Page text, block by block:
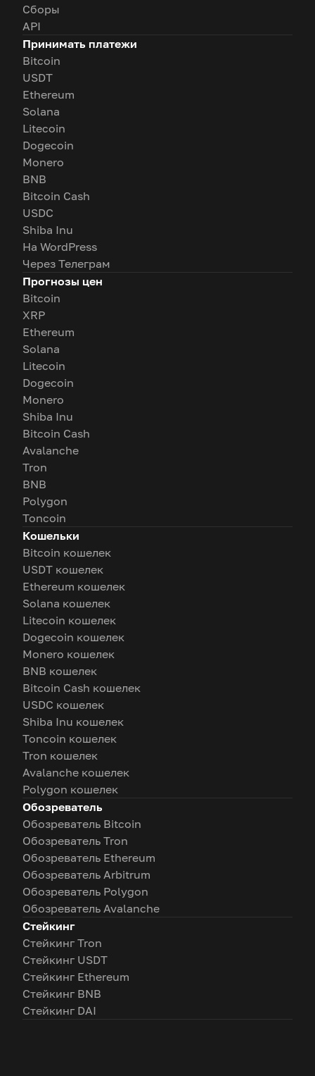
Сборы
API
Принимать платежи
Bitcoin
USDT
Ethereum
Solana
Litecoin
Dogecoin
Monero
BNB
Bitcoin Cash
USDC
Shiba Inu
На WordPress
Через Телеграм
Прогнозы цен
Bitcoin
XRP
Ethereum
Solana
Litecoin
Dogecoin
Monero
Shiba Inu
Bitcoin Cash
Avalanche
Tron
BNB
Polygon
Toncoin
Кошельки
Bitcoin кошелек
USDT кошелек
Ethereum кошелек
Solana кошелек
Litecoin кошелек
Dogecoin кошелек
Monero кошелек
BNB кошелек
Bitcoin Cash кошелек
USDC кошелек
Shiba Inu кошелек
Toncoin кошелек
Tron кошелек
Avalanche кошелек
Polygon кошелек
Обозреватель
Обозреватель Bitcoin
Обозреватель Tron
Обозреватель Ethereum
Обозреватель Arbitrum
Обозреватель Polygon
Обозреватель Avalanche
Стейкинг
Стейкинг Tron
Стейкинг USDT
Стейкинг Ethereum
Стейкинг BNB
Стейкинг DAI